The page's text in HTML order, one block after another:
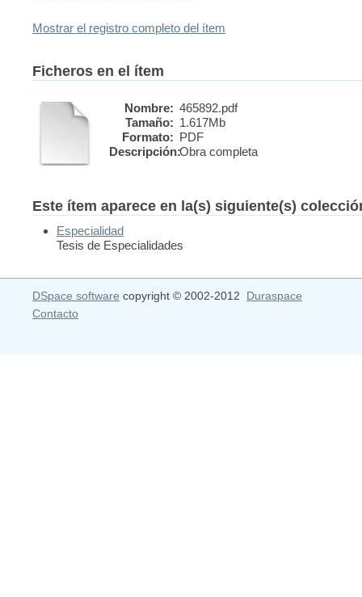
Mostrar el registro completo del ítem
Ficheros en el ítem
Nombre: 465892.pdf
Tamaño: 1.617Mb
Formato: PDF
Descripción:Obra completa
Este ítem aparece en la(s) siguiente(s)
Especialidad
Tesis de Especialidades
DSpace software copyright © 2002-2012 Duraspace
Contacto